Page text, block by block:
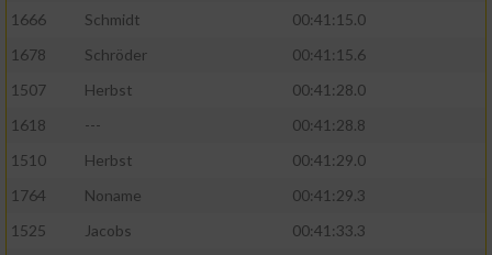
1666
Schmidt
00:41:15.0
1678
Schröder
00:41:15.6
1507
Herbst
00:41:28.0
1618
---
00:41:28.8
1510
Herbst
00:41:29.0
1764
Noname
00:41:29.3
1525
Jacobs
00:41:33.3